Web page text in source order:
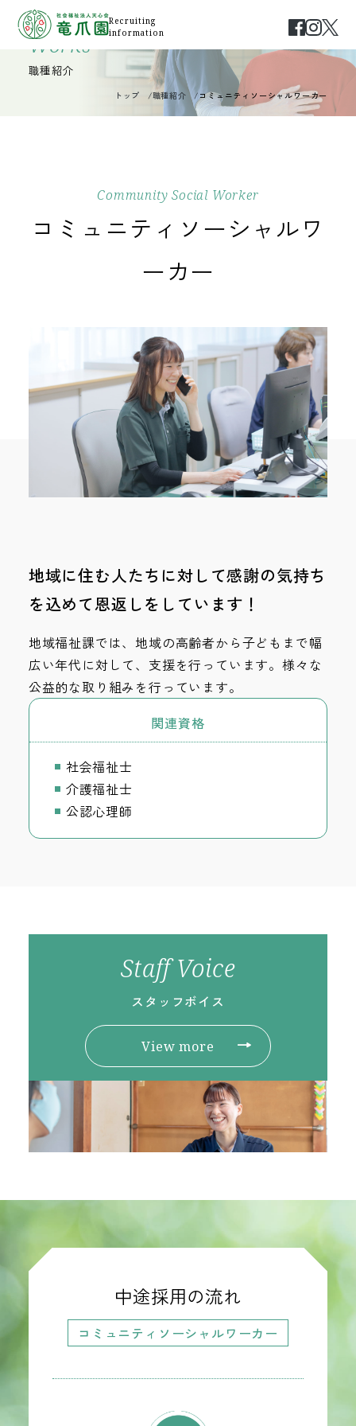
Recruiting
information
Works
職種紹介
トップ 職種紹介 コミュニティソーシャルワーカー
Community Social Worker
コミュニティソーシャルワ
ーカー
地域に住む人たちに対して感謝の気持ち
を込めて恩返しをしています！
地域福祉課では、地域の高齢者から子どもまで幅
広い年代に対して、支援を行っています。様々な
公益的な取り組みを行っています。
関連資格
社会福祉士
介護福祉士
公認心理師
Staff Voice
スタッフボイス
View more
中途採用の流れ
コミュニティソーシャルワーカー